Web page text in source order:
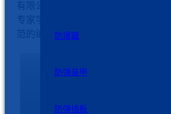
防爆罐
防弹装甲
防弹插板
有限公司与来自建材情报所、密歇
专家学者，以及行业同仁齐聚一堂
范的编制进程。